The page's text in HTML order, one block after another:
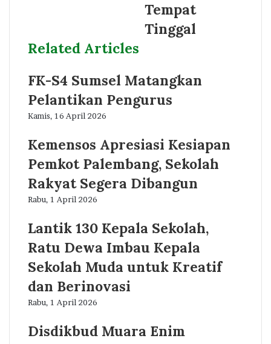
Tempat
Tinggal
Related Articles
FK-S4 Sumsel Matangkan
Pelantikan Pengurus
Kamis, 16 April 2026
Kemensos Apresiasi Kesiapan
Pemkot Palembang, Sekolah
Rakyat Segera Dibangun
Rabu, 1 April 2026
Lantik 130 Kepala Sekolah,
Ratu Dewa Imbau Kepala
Sekolah Muda untuk Kreatif
dan Berinovasi
Rabu, 1 April 2026
Disdikbud Muara Enim